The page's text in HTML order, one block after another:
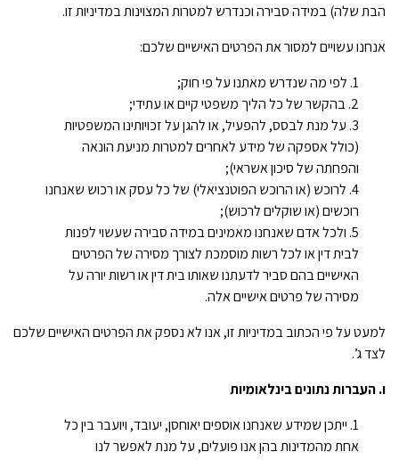
הבת שלה) במידה סבירה וכנדרש למטרות המצוינות במדיניות זו.
אנחנו עשויים למסור את הפרטים האישיים שלכם:
לפי מה שנדרש מאתנו על פי חוק;
בהקשר של כל הליך משפטי קיים או עתידי;
על מנת לבסס, להפעיל, או להגן על זכויותינו המשפטיות
(כולל אספקה של מידע לאחרים למטרות מניעת הונאה
והפחתה של סיכון אשראי);
לרוכש (או הרוכש הפוטנציאלי) של כל עסק או רכוש שאנחנו
רוכשים (או שוקלים לרכוש);
ולכל אדם שאנחנו מאמינים במידה סבירה שעשוי לפנות
לבית דין או לכל רשות מוסמכת לצורך מסירה של הפרטים
האישיים בהם סביר לדעתנו שאותו בית דין או רשות יורה על
מסירה של פרטים אישיים אלה.
למעט על פי הכתוב במדיניות זו, אנו לא נספק את הפרטים האישיים שלכם
לצד ג’.
ו. העברות נתונים בינלאומיות
ייתכן שמידע שאנחנו אוספים יאוחסן, יעובד, ויועבר בין כל
אחת מהמדינות בהן אנו פועלים, על מנת לאפשר לנו